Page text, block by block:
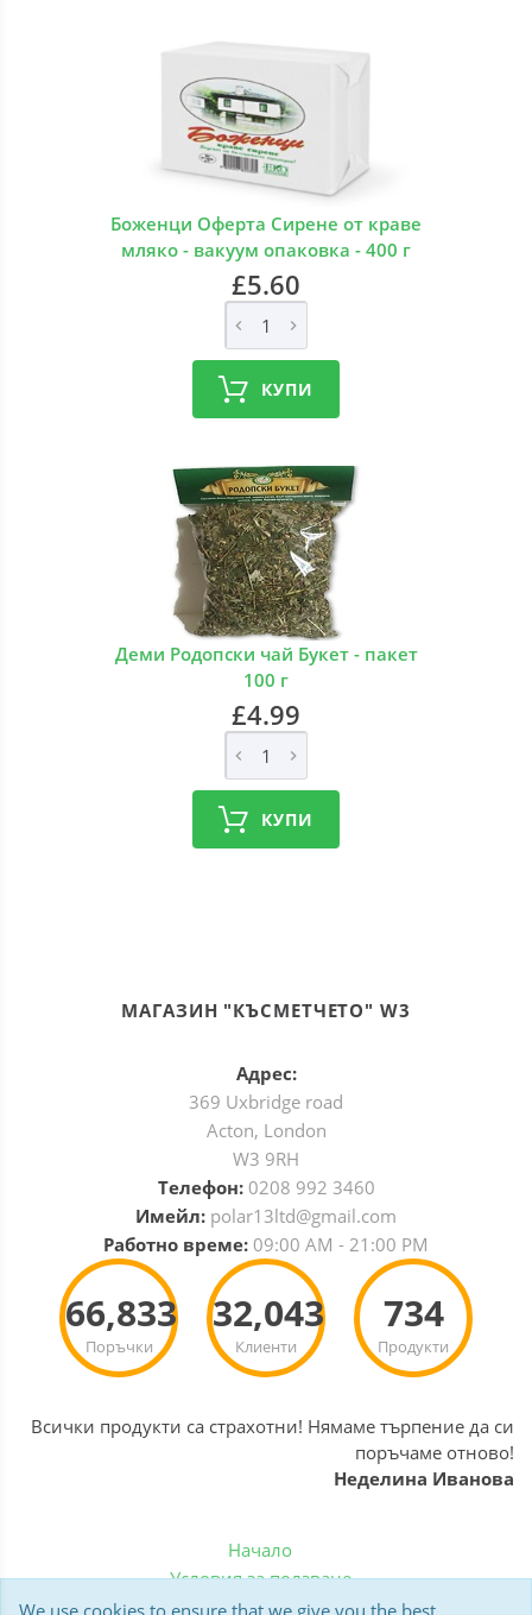
Боженци Оферта Сирене от краве
мляко - вакуум опаковка - 400 г
£5.60
КУПИ
Деми Родопски чай Букет - пакет
100 г
£4.99
КУПИ
МАГАЗИН "КЪСМЕТЧЕТО" W3
Адрес:
369 Uxbridge road
Acton, London
W3 9RH
Телефон: 0208 992 3460
Имейл: polar13ltd@gmail.com
Работно време: 09:00 AM - 21:00 PM
Поръчки
66,833
Клиенти
32,043
Продукти
734
Всички продукти са страхотни! Нямаме търпение да си
поръчаме отново!
Неделина Иванова
Начало
Условия за ползване
Политика за бисквитки
We use cookies to ensure that we give you the best